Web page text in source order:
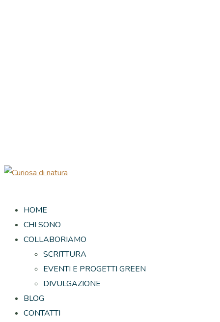
HOME
CHI SONO
COLLABORIAMO
SCRITTURA
EVENTI E PROGETTI GREEN
DIVULGAZIONE
BLOG
CONTATTI